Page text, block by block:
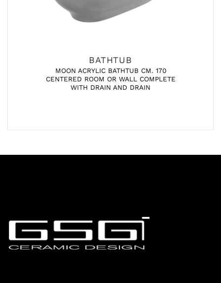
BATHTUB
MOON ACRYLIC BATHTUB CM. 170
CENTERED ROOM OR WALL COMPLETE
WITH DRAIN AND DRAIN